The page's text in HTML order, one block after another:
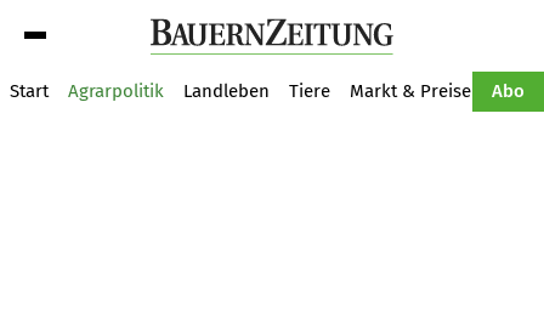
Start Agrarpolitik Landleben Tiere Markt & Preise Abo